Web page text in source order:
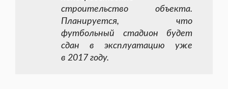
строительство объекта.
Планируется, что
футбольный стадион будет
сдан в эксплуатацию уже
в 2017 году.